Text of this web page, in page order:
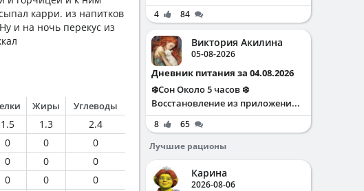
карри. из напитков
и на ночь перекус из
Жиры Углеводы
1.5 1.3
2.4
0 0
0
0 0
0
0 0
0
4 84
Виктория Акилина
05-08-2026
Дневник питания за 04.08.2026
❄️Сон Около 5 часов ❄️
Восстановление из приложени...
8
65
Лучшие рационы
Карина
2026-08-06